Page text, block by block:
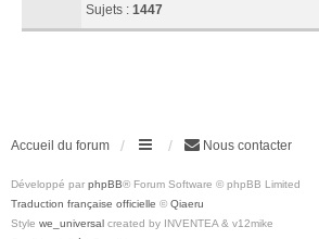
Sujets : 1447
Accueil du forum Nous contacter
Développé par phpBB® Forum Software © phpBB Limited
Traduction française officielle © Qiaeru
Style we_universal created by INVENTEA & v12mike